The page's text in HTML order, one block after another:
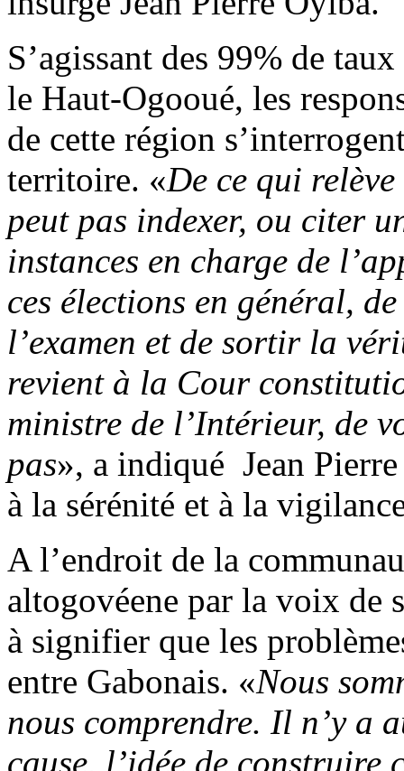
S’agissant des 99% de
le Haut-Ogooué, les
de cette région
territoire. «De ce qui
peut pas indexer, ou citer
instances en charge de
ces élections en général,
l’examen et de sortir la
revient à la Cour
ministre de l’Intérieur, de
pas», a indiqué Jean
à la sérénité et à la
A l’endroit de la
altogovéene par la voix de
à signifier que les
entre Gabonais. «Nous
nous comprendre. Il n’y a
cause, l’idée de construire